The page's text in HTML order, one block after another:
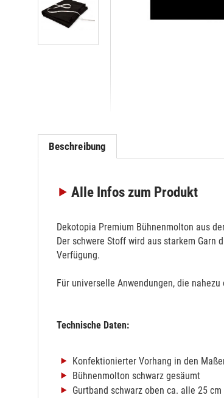
Beschreibung
Alle Infos zum Produkt
Dekotopia Premium Bühnenmolton aus
Der schwere Stoff wird aus starkem
Verfügung.
Für universelle Anwendungen, die
Technische Daten:
Konfektionierter Vorhang in den
Bühnenmolton schwarz gesäumt
Gurtband schwarz oben ca. alle 25